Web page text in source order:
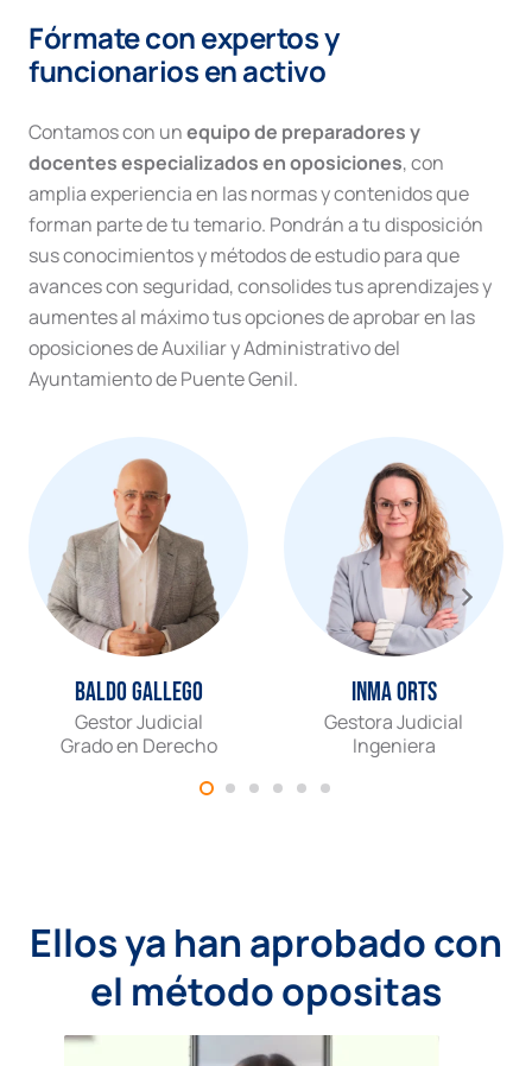
Fórmate con expertos y
funcionarios en activo
Contamos con unequipo de preparadores y
docentes especializados en oposiciones, con
amplia experiencia en las normas y contenidos que
forman parte de tu temario. Pondrán a tu disposición
sus conocimientos y métodos de estudio para que
avances con seguridad, consolides tus aprendizajes y
aumentes al máximo tus opciones de aprobar en las
oposiciones de Auxiliar y Administrativo del
Ayuntamiento de Puente Genil.
Baldo Gallego
Gestor Judicial
Grado en Derecho
Inma Orts
Gestora Judicial
Ingeniera
Ellos ya han aprobado con
el método opositas